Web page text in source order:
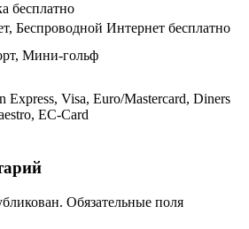
бесплатно
Беспроводной Интернет бесплатно
Мини-гольф
Express, Visa, Euro/Mastercard, Diners
EC-Card
Обязательные поля